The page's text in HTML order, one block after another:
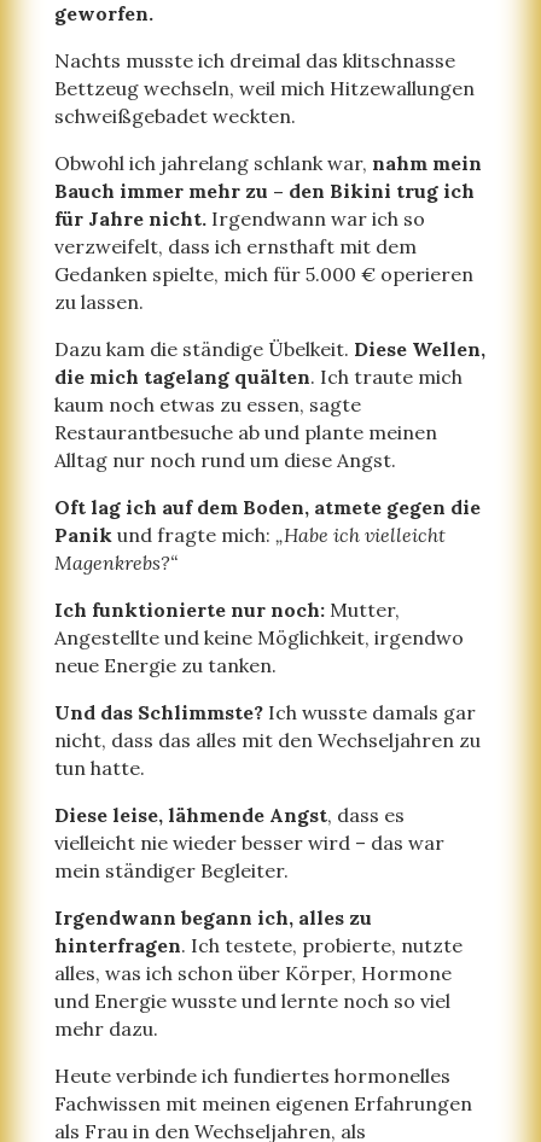
geworfen.
Nachts musste ich dreimal das klitschnasse
Bettzeug wechseln, weil mich Hitzewallungen
schweißgebadet weckten.
Obwohl ich jahrelang schlank war, nahm mein
Bauch immer mehr zu – den Bikini trug ich
für Jahre nicht.Irgendwann war ich so
verzweifelt, dass ich ernsthaft mit dem
Gedanken spielte, mich für 5.000 € operieren
zu lassen.
Dazu kam die ständige Übelkeit. Diese Wellen,
die mich tagelang quälten. Ich traute mich
kaum noch etwas zu essen, sagte
Restaurantbesuche ab und plante meinen
Alltag nur noch rund um diese Angst.
Oft lag ich auf dem Boden, atmete gegen die
Panikund fragte mich: „Habe ich vielleicht
Magenkrebs?“
Ich funktionierte nur noch:Mutter,
Angestellte und keine Möglichkeit, irgendwo
neue Energie zu tanken.
Und das Schlimmste?Ich wusste damals gar
nicht, dass das alles mit den Wechseljahren zu
tun hatte.
Diese leise, lähmende Angst, dass es
vielleicht nie wieder besser wird – das war
mein ständiger Begleiter.
Irgendwann begann ich, alles zu
hinterfragen. Ich testete, probierte, nutzte
alles, was ich schon über Körper, Hormone
und Energie wusste und lernte noch so viel
mehr dazu.
Heute verbinde ich fundiertes hormonelles
Fachwissen mit meinen eigenen Erfahrungen
als Frau in den Wechseljahren, als